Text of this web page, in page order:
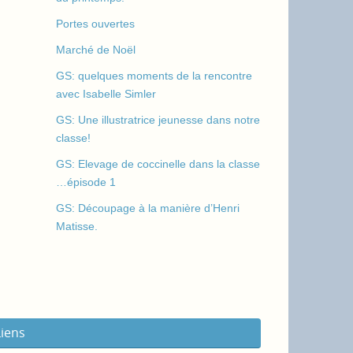
Portes ouvertes
Marché de Noël
GS: quelques moments de la rencontre
avec Isabelle Simler
GS: Une illustratrice jeunesse dans notre
classe!
GS: Elevage de coccinelle dans la classe
…épisode 1
GS: Découpage à la manière d’Henri
Matisse.